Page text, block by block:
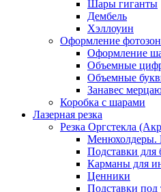
Шары гиганты
Дембель
Хэллоуин
Оформление
Оформление
Объемные
Объемные
Занавес
Коробка с шарами
Лазерная резка
Резка Оргстекла
Менюхолдеры.
Подставки для
Карманы для
Ценники
Подставки под